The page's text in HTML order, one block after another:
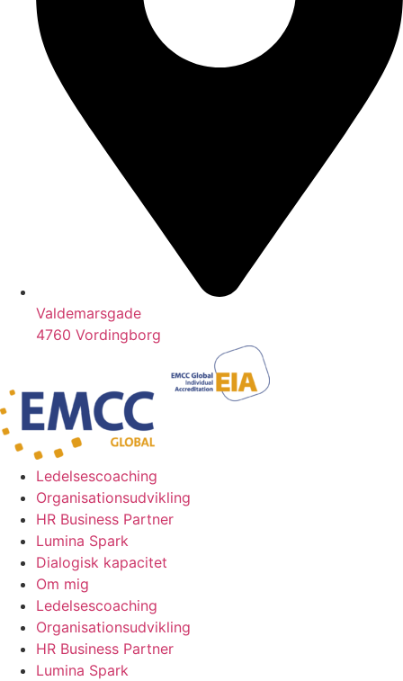
Valdemarsgade
4760 Vordingborg
Ledelsescoaching
Organisationsudvikling
HR Business Partner
Lumina Spark
Dialogisk kapacitet
Om mig
Ledelsescoaching
Organisationsudvikling
HR Business Partner
Lumina Spark